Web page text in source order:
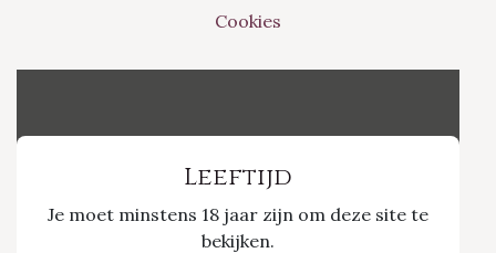
Cookies
Leeftijd
Je moet minstens 18 jaar zijn om deze site te
bekijken.
Nieuwpoort 21/1